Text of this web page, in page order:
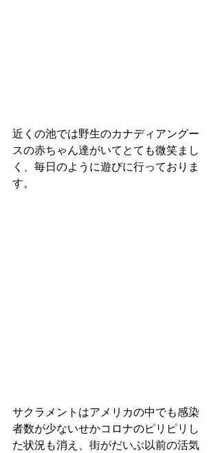
近くの池では野生のカナディアングー
スの赤ちゃん達がいてとても微笑まし
く、毎日のように遊びに行っておりま
す。
サクラメントはアメリカの中でも感染
者数が少ないせかコロナのピリピリし
た状況も消え、街がだいぶ以前の活気